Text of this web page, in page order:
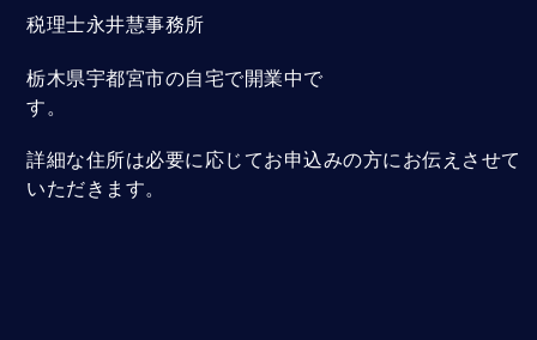
税理士永井慧事務所
栃木県宇都宮市の自宅で開業中で
す。
詳細な住所は必要に応じてお申込みの方にお伝えさせて
いただきます。